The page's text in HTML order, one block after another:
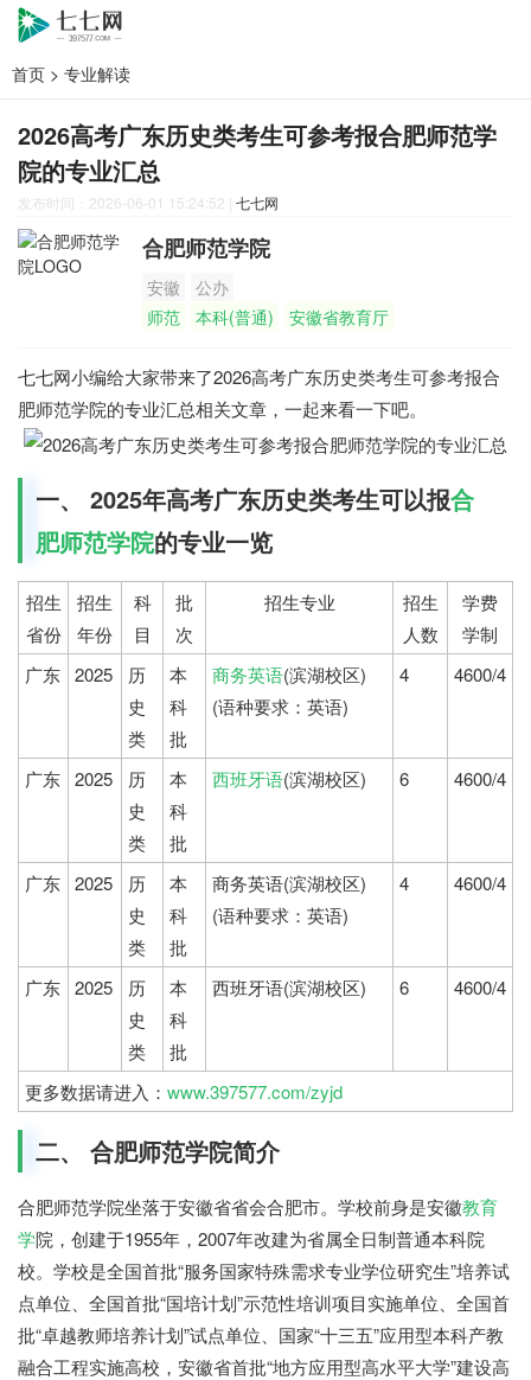
首页 > 专业解读
2026高考广东历史类考生可参考报合肥师范学
院的专业汇总
发布时间：2026-06-01 15:24:52 | 七七网
合肥师范学院
安徽
公办
师范
本科(普通) 安徽省教育厅
七七网小编给大家带来了2026高考广东历史类考生可参考报合
肥师范学院的专业汇总相关文章，一起来看一下吧。
一、 2025年高考广东历史类考生可以报合
肥师范学院的专业一览
招生
省份
招生
年份
科
目
批
次
招生专业
招生
人数
学费
学制
广东 2025
历
史
类
本
科
批
商务英语(滨湖校区)
(语种要求：英语)
4 4600/4
广东 2025
历
史
类
本
科
批
西班牙语(滨湖校区) 6 4600/4
广东 2025
历
史
类
本
科
批
商务英语(滨湖校区)
(语种要求：英语)
4 4600/4
广东 2025
历
史
类
本
科
批
西班牙语(滨湖校区) 6 4600/4
更多数据请进入： www.397577.com/zyjd
二、 合肥师范学院简介
合肥师范学院坐落于安徽省省会合肥市。学校前身是安徽教育
学院，创建于1955年，2007年改建为省属全日制普通本科院
校。学校是全国首批“服务国家特殊需求专业学位研究生”培养试
点单位、全国首批“国培计划”示范性培训项目实施单位、全国首
批“卓越教师培养计划”试点单位、国家“十三五”应用型本科产教
融合工程实施高校，安徽省首批“地方应用型高水平大学”建设高